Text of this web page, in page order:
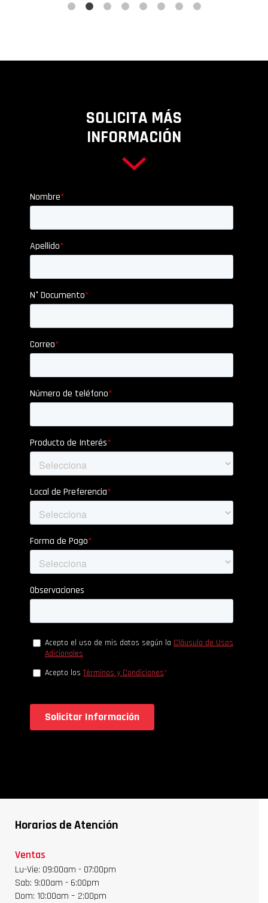
SOLICITA MÁS
INFORMACIÓN
Horarios de Atención
Ventas
Lu-Vie: 09:00am - 07:00pm
Sab: 9:00am - 6:00pm
Dom: 10:00am – 2:00pm